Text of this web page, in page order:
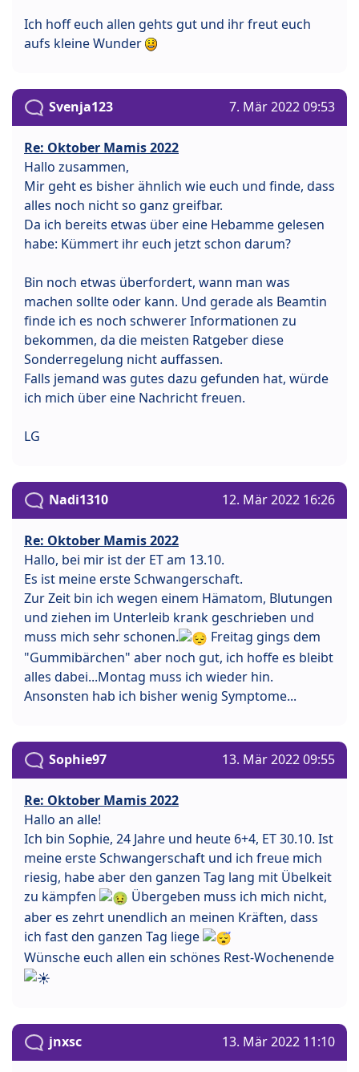
Ich hoff euch allen gehts gut und ihr freut euch
aufs kleine Wunder
Svenja123 7. Mär 2022 09:53
Re: Oktober Mamis 2022
Hallo zusammen,
Mir geht es bisher ähnlich wie euch und finde, dass
alles noch nicht so ganz greifbar.
Da ich bereits etwas über eine Hebamme gelesen
habe: Kümmert ihr euch jetzt schon darum?
Bin noch etwas überfordert, wann man was
machen sollte oder kann. Und gerade als Beamtin
finde ich es noch schwerer Informationen zu
bekommen, da die meisten Ratgeber diese
Sonderregelung nicht auffassen.
Falls jemand was gutes dazu gefunden hat, würde
ich mich über eine Nachricht freuen.
LG
Nadi1310 12. Mär 2022 16:26
Re: Oktober Mamis 2022
Hallo, bei mir ist der ET am 13.10.
Es ist meine erste Schwangerschaft.
Zur Zeit bin ich wegen einem Hämatom, Blutungen
und ziehen im Unterleib krank geschrieben und
muss mich sehr schonen.
Freitag gings dem
"Gummibärchen" aber noch gut, ich hoffe es bleibt
alles dabei...Montag muss ich wieder hin.
Ansonsten hab ich bisher wenig Symptome...
Sophie97 13. Mär 2022 09:55
Re: Oktober Mamis 2022
Hallo an alle!
Ich bin Sophie, 24 Jahre und heute 6+4, ET 30.10. Ist
meine erste Schwangerschaft und ich freue mich
riesig, habe aber den ganzen Tag lang mit Übelkeit
zu kämpfen
Übergeben muss ich mich nicht,
aber es zehrt unendlich an meinen Kräften, dass
ich fast den ganzen Tag liege
Wünsche euch allen ein schönes Rest-Wochenende
jnxsc 13. Mär 2022 11:10